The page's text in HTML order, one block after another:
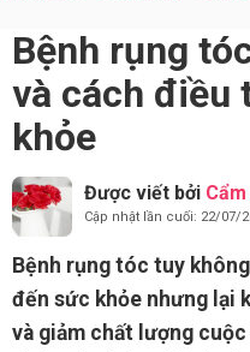
Bệnh rụng
và cách điều
khỏe
Được viết bởi
Cập nhật lần cuối: 22/07/
Bệnh rụng tóc tuy
đến sức khỏe nhưng lại
và giảm chất lượng